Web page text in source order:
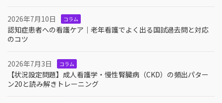
2026年7月10日 コラム
認知症患者への看護ケア｜老年看護でよく出る国試過去問と対応
のコツ
2026年7月3日 コラム
【状況設定問題】成人看護学・慢性腎臓病（CKD）の頻出パター
ン20と読み解きトレーニング